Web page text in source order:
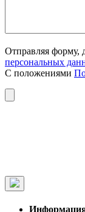
Отправляя форму,
персональных
С положениями